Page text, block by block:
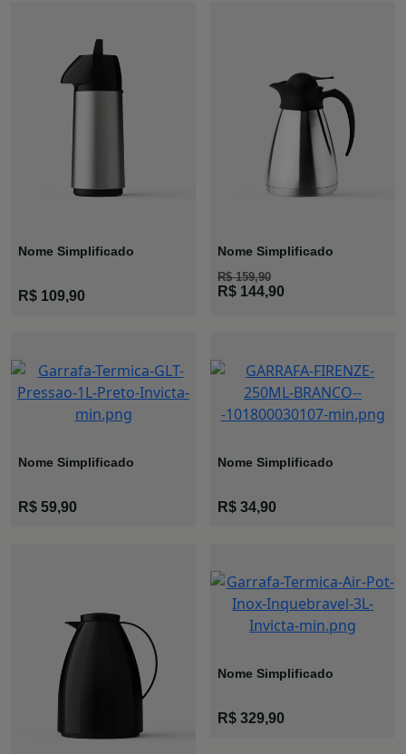
Nome Simplificado
Pot New
R$ 109,90
Nome Simplificado
Bule Wave
Inox
R$ 159,90
R$ 144,90
Nome Simplificado
Pressão
R$ 59,90
Nome Simplificado
Firenze
R$ 34,90
Nome Simplificado
Inquebrável
R$ 329,90